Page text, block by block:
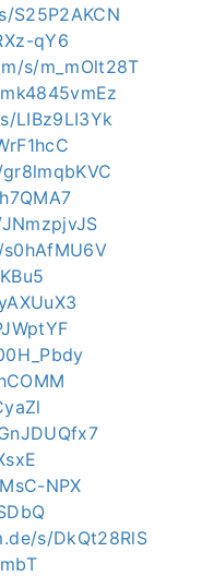
S25P2AKCN
qY6
s/m_mOlt28T
LIBz9LI3Yk
NPX
s/DkQt28RlS